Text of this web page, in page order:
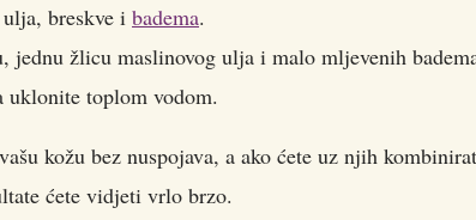
breskve i badema.
jednu žlicu maslinovog ulja i malo mljevenih
uklonite toplom vodom.
kožu bez nuspojava, a ako ćete uz njih
ćete vidjeti vrlo brzo.